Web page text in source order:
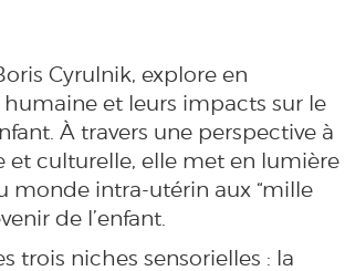
Cyrulnik, explore en
et leurs impacts sur le
À travers une perspective à
culturelle, elle met en lumière
monde intra-utérin aux “mille
de l’enfant.
trois niches sensorielles : la